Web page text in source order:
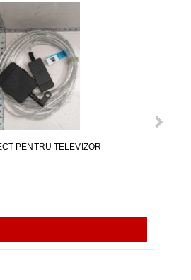
PENTRU TELEVIZOR